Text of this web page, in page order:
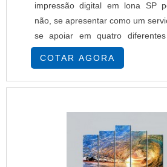
impressão digital em lona SP
não, se apresentar como um
se apoiar em quatro diferentes
Impressoras digitais
Copiadoras coloridas. Onde as lonas são
os eventos representam os
COTAR AGORA